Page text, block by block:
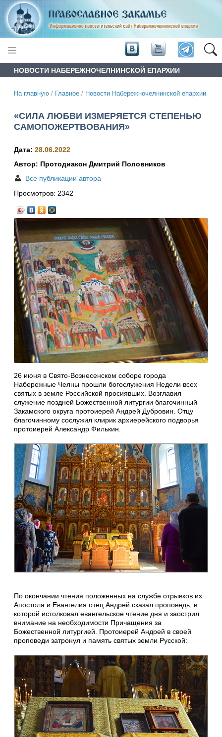
НОВОСТИ НАБЕРЕЖНОЧЕЛНИНСКОЙ ЕПАРХИИ
На главную / Главное / Новости Набережночелнинской епархии
«СИЛА ЛЮБВИ ИЗМЕРЯЕТСЯ СТЕПЕНЬЮ
САМОПОЖЕРТВОВАНИЯ»
Дата: 28.06.2022
Автор: Протодиакон Дмитрий Половников
Все публикации автора
Просмотров: 2342
26 июня в Свято-Вознесенском соборе города
Набережные Челны прошли богослужения Недели всех
святых в земле Российской просиявших. Возглавил
служение поздней Божественной литургии благочинный
Закамского округа протоиерей Андрей Дубровин. Отцу
благочинному сослужил клирик архиерейского подворья
протоиерей Александр Филькин.
По окончании чтения положенных на службе отрывков из
Апостола и Евангелия отец Андрей сказал проповедь, в
которой истолковал евангельское чтение дня и заострил
внимание на необходимости Причащения за
Божественной литургией. Протоиерей Андрей в своей
проповеди затронул и память святых земли Русской: